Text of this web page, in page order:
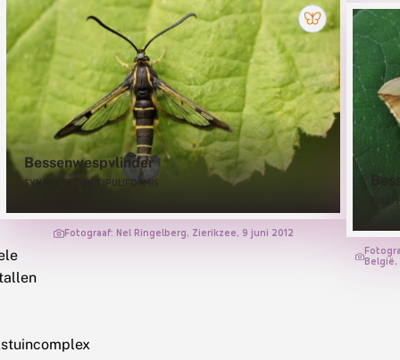
aalbesplantages
volkstuinen
met
aalbes
groentetuinen
moestuinen
Bessenwespvlinder
SYNANTHEDON TIPULIFORMIS
Fotograaf: Nel Ringelberg, Zierikzee, 9 juni 2012
België,